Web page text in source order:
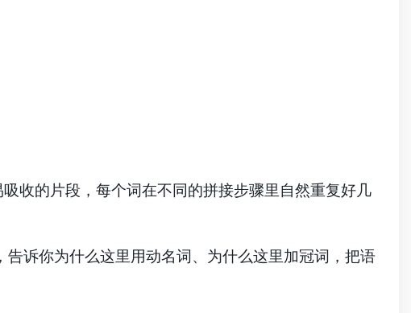
收的片段，每个词在不同的拼接步骤里自然重复好几
诉你为什么这里用动名词、为什么这里加冠词，把语